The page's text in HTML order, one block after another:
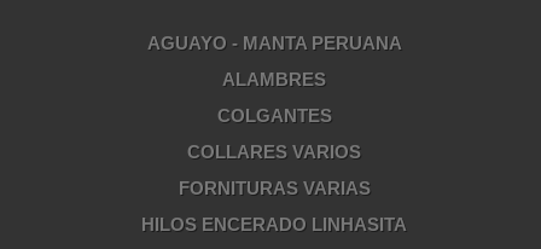
AGUAYO - MANTA PERUANA
ALAMBRES
COLGANTES
COLLARES VARIOS
FORNITURAS VARIAS
HILOS ENCERADO LINHASITA